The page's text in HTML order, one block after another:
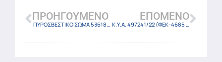
ΠΡΟΗΓΟΎΜΕΝΟ
ΠΥΡΟΣΒΕΣΤΙΚΟ ΣΩΜΑ 53618/οικ.Φ.109.1/22 (ΦΕΚ-4686 Β/5-9-22)
ΕΠΌΜΕΝΟ
Κ.Υ.Α. 497241/22 (ΦΕΚ-4685 Β/5-9-22)